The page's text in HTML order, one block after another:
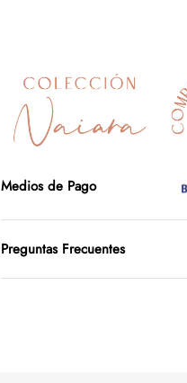
Medios de Pago
Preguntas Frecuentes